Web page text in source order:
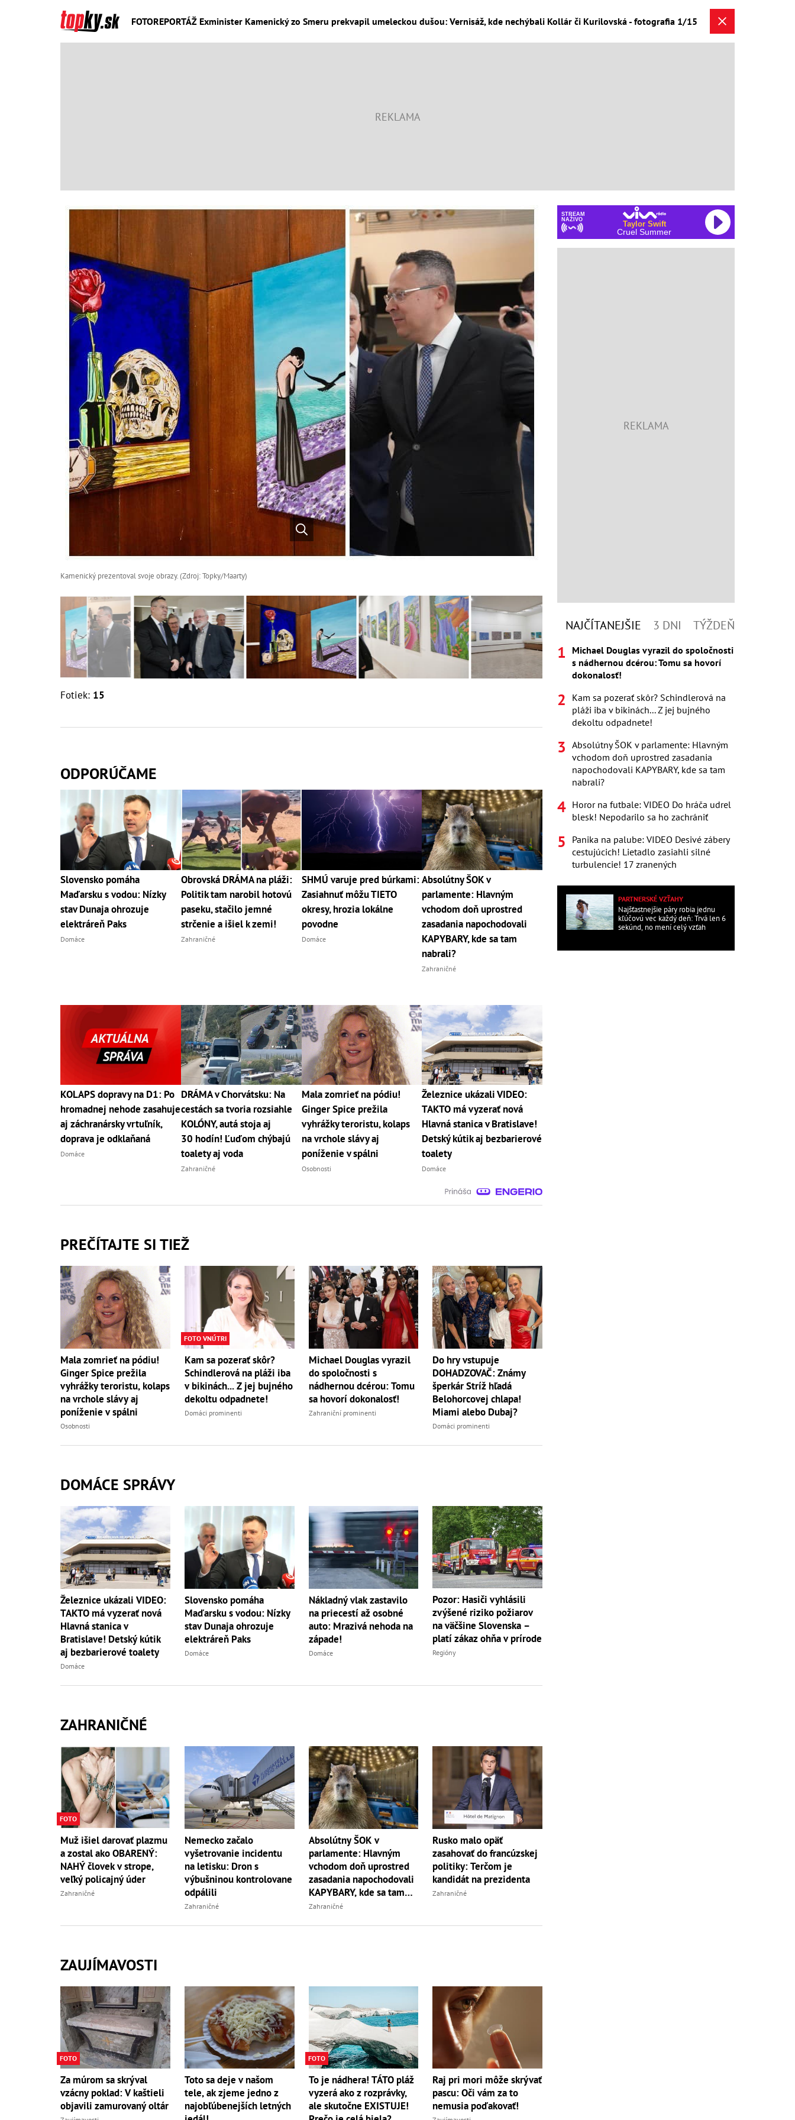
FOTOREPORTÁŽ Exminister Kamenický zo Smeru prekvapil umeleckou dušou: Vernisáž, kde nechýbali Kollár či Kurilovská - fotografia 1/15
Kamenický prezentoval svoje obrazy. (Zdroj: Topky/Maarty)
Fotiek: 15
ODPORÚČAME
Slovensko pomáha
Maďarsku s vodou: Nízky
stav Dunaja ohrozuje
elektráreň Paks
Domáce
Obrovská DRÁMA na pláži:
Politik tam narobil hotovú
paseku, stačilo jemné
strčenie a išiel k zemi!
Zahraničné
SHMÚ varuje pred búrkami:
Zasiahnuť môžu TIETO
okresy, hrozia lokálne
povodne
Domáce
Absolútny ŠOK v
parlamente: Hlavným
vchodom doň uprostred
zasadania napochodovali
KAPYBARY, kde sa tam
nabrali?
Zahraničné
KOLAPS dopravy na D1: Po
hromadnej nehode zasahuje
aj záchranársky vrtuľník,
doprava je odklaňaná
Domáce
DRÁMA v Chorvátsku: Na
cestách sa tvoria rozsiahle
KOLÓNY, autá stoja aj
30 hodín! Ľuďom chýbajú
toalety aj voda
Zahraničné
Mala zomrieť na pódiu!
Ginger Spice prežila
vyhrážky teroristu, kolaps
na vrchole slávy aj
poníženie v spálni
Osobnosti
Železnice ukázali VIDEO:
TAKTO má vyzerať nová
Hlavná stanica v Bratislave!
Detský kútik aj bezbarierové
toalety
Domáce
PREČÍTAJTE SI TIEŽ
Mala zomrieť na pódiu!
Ginger Spice prežila
vyhrážky teroristu, kolaps
na vrchole slávy aj
poníženie v spálni
Osobnosti
FOTO VNÚTRI
Kam sa pozerať skôr?
Schindlerová na pláži iba
v bikinách... Z jej bujného
dekoltu odpadnete!
Domáci prominenti
Michael Douglas vyrazil
do spoločnosti s
nádhernou dcérou: Tomu
sa hovorí dokonalosť!
Zahraniční prominenti
Do hry vstupuje
DOHADZOVAČ: Známy
šperkár Stríž hľadá
Belohorcovej chlapa!
Miami alebo Dubaj?
Domáci prominenti
DOMÁCE SPRÁVY
Železnice ukázali VIDEO:
TAKTO má vyzerať nová
Hlavná stanica v
Bratislave! Detský kútik
aj bezbarierové toalety
Domáce
Slovensko pomáha
Maďarsku s vodou: Nízky
stav Dunaja ohrozuje
elektráreň Paks
Domáce
Nákladný vlak zastavilo
na priecestí až osobné
auto: Mrazivá nehoda na
západe!
Domáce
Pozor: Hasiči vyhlásili
zvýšené riziko požiarov
na väčšine Slovenska –
platí zákaz ohňa v prírode
Regióny
ZAHRANIČNÉ
FOTO
Muž išiel darovať plazmu
a zostal ako OBARENÝ:
NAHÝ človek v strope,
veľký policajný úder
Zahraničné
Nemecko začalo
vyšetrovanie incidentu
na letisku: Dron s
výbušninou kontrolovane
odpálili
Zahraničné
Absolútny ŠOK v
parlamente: Hlavným
vchodom doň uprostred
zasadania napochodovali
KAPYBARY, kde sa tam
nabrali?
Zahraničné
Rusko malo opäť
zasahovať do francúzskej
politiky: Terčom je
kandidát na prezidenta
Zahraničné
ZAUJÍMAVOSTI
FOTO
Za múrom sa skrýval
vzácny poklad: V kaštieli
objavili zamurovaný oltár
Toto sa deje v našom
tele, ak zjeme jedno z
najobľúbenejších letných
FOTO
To je nádhera! TÁTO pláž
vyzerá ako z rozprávky,
ale skutočne EXISTUJE!
Raj pri mori môže skrývať
pascu: Oči vám za to
nemusia poďakovať!
STREAM
NAŽIVO
Taylor Swift
Cruel Summer
NAJČÍTANEJŠIE 3 DNI TÝŽDEŇ
Michael Douglas vyrazil do spoločnosti
s nádhernou dcérou: Tomu sa hovorí
dokonalosť!
Kam sa pozerať skôr? Schindlerová na
pláži iba v bikinách... Z jej bujného
dekoltu odpadnete!
Absolútny ŠOK v parlamente: Hlavným
vchodom doň uprostred zasadania
napochodovali KAPYBARY, kde sa tam
nabrali?
Horor na futbale: VIDEO Do hráča udrel
blesk! Nepodarilo sa ho zachrániť
Panika na palube: VIDEO Desivé zábery
cestujúcich! Lietadlo zasiahli silné
turbulencie! 17 zranených
PARTNERSKÉ VZŤAHY
Najšťastnejšie páry robia jednu
kľúčovú vec každý deň: Trvá len 6
sekúnd, no mení celý vzťah